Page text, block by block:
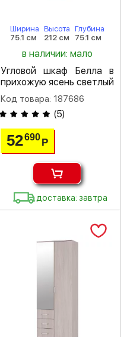
Ширина
75.1 см
Высота
212 см
Глубина
75.1 см
в наличии: мало
Угловой шкаф Белла в
прихожую ясень светлый
Код товара: 187686
(5)
52690 Р
доставка: завтра